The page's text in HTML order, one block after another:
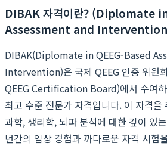
DIBAK 자격이란? (Diplomate
Assessment and
DIBAK(Diplomate in QEEG-Based
Intervention)은 국제 QEEG 인증 위
QEEG Certification Board)에서 수여하
최고 수준 전문가 자격입니다. 이 자격을
과학, 생리학, 뇌파 분석에 대한 깊이 있
년간의 임상 경험과 까다로운 자격 시험